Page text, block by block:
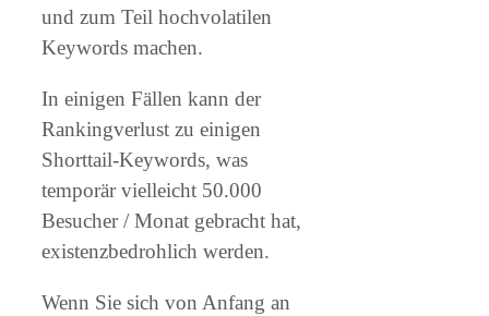
und zum Teil hochvolatilen
Keywords machen.
In einigen Fällen kann der
Rankingverlust zu einigen
Shorttail-Keywords, was
temporär vielleicht 50.000
Besucher / Monat gebracht hat,
existenzbedrohlich werden.
Wenn Sie sich von Anfang an